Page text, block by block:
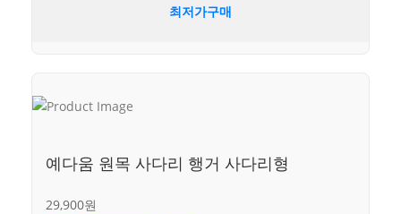
최저가구매
예다움 원목 사다리 행거 사다리형
29,900원